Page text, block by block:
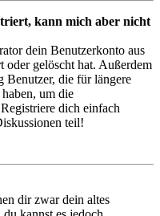
kann mich aber nicht
dein Benutzerkonto aus
oder gelöscht hat. Außerdem
Benutzer, die für längere
um die
dich einfach
teil!
dir zwar dein altes